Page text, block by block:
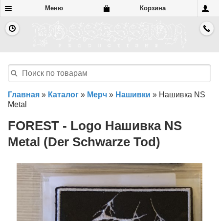
Меню Корзина
Главная » Каталог » Мерч » Нашивки » Нашивка NS
Metal
FOREST - Logo Нашивка NS
Metal (Der Schwarze Tod)